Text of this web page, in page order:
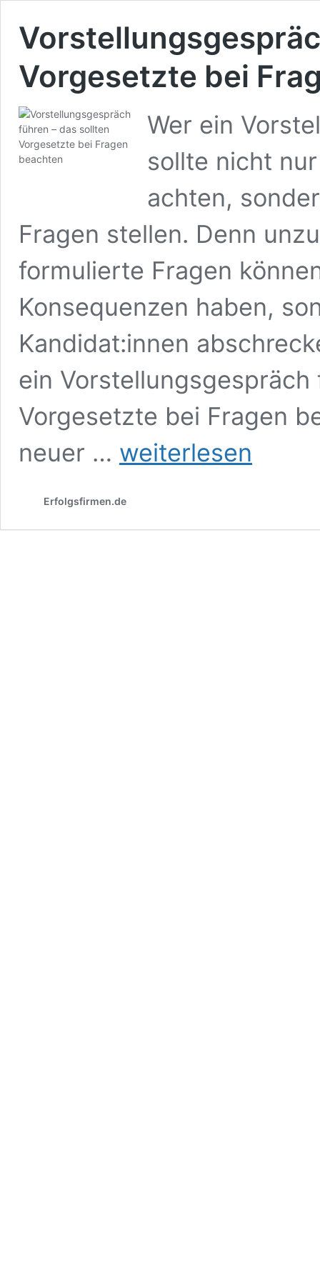
Vorgesetzte bei
Wer ein
sollte nicht
achten,
Fragen stellen. Denn
formulierte Fragen
Konsequenzen haben,
Kandidat:innen
ein Vorstellungsgespräch
Vorgesetzte bei Fragen
neuer …
Vorstellungsgespräch
führen
sollten
bei
weiterlesen
Erfolgsfirmen.de